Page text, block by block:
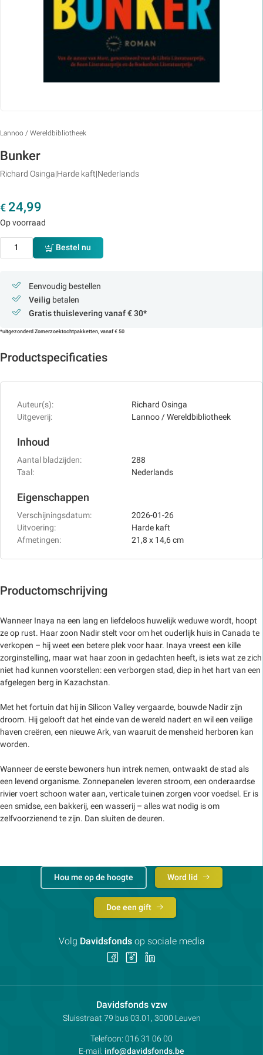
Lannoo / Wereldbibliotheek
Bunker
Richard Osinga Harde kaft Nederlands
€ 24,99
Op voorraad
Bestel nu
Eenvoudig bestellen
Veilig betalen
Gratis thuislevering vanaf € 30*
*uitgezonderd Zomerzoektochtpakketten, vanaf € 50
Productomschrijving
Wanneer Inaya na een lang en liefdeloos huwelijk weduwe wordt, hoopt
ze op rust. Haar zoon Nadir stelt voor om het ouderlijk huis in Canada te
verkopen – hij weet een betere plek voor haar. Inaya vreest een kille
zorginstelling, maar wat haar zoon in gedachten heeft, is iets wat ze zich
niet had kunnen voorstellen: een verborgen stad, diep in het hart van een
afgelegen berg in Kazachstan.
Met het fortuin dat hij in Silicon Valley vergaarde, bouwde Nadir zijn
droom. Hij gelooft dat het einde van de wereld nadert en wil een veilige
haven creëren, een nieuwe Ark, van waaruit de mensheid herboren kan
worden.
Wanneer de eerste bewoners hun intrek nemen, ontwaakt de stad als
een levend organisme. Zonnepanelen leveren stroom, een onderaardse
rivier voert schoon water aan, verticale tuinen zorgen voor voedsel. Er is
een smidse, een bakkerij, een wasserij – alles wat nodig is om
zelfvoorzienend te zijn. Dan sluiten de deuren.
Productspecificaties
Auteur(s):
Richard Osinga
Uitgeverij:
Lannoo / Wereldbibliotheek
Inhoud
Aantal bladzijden:
288
Taal:
Nederlands
Eigenschappen
Verschijningsdatum:
2026-01-26
Uitvoering:
Harde kaft
Afmetingen:
21,8 x 14,6 cm
Davidsfonds vzwContactpersoon:
Adres:
Sluisstraat 79 bus 03.01, 3000 Leuven
Telefoon: 016 31 06 00
E-mail: info@davidsfonds.be
Hou me op de hoogte Word lid
Doe een gift
Volg Davidsfondsop sociale media
Volg Volg